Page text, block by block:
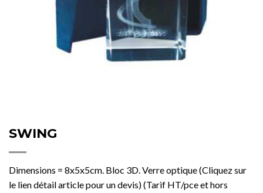
SWING
Dimensions = 8x5x5cm. Bloc 3D. Verre optique (Cliquez sur
le lien détail article pour un devis) (Tarif HT/pce et hors